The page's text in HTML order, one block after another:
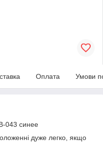
Оплата Умови
043 синее
дуже легко, якщо